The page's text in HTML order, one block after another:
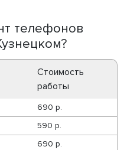
телефонов
Стоимость
работы
690 р.
590 р.
690 р.